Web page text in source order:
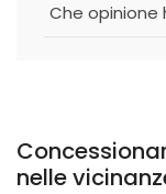
Che opinione
nelle